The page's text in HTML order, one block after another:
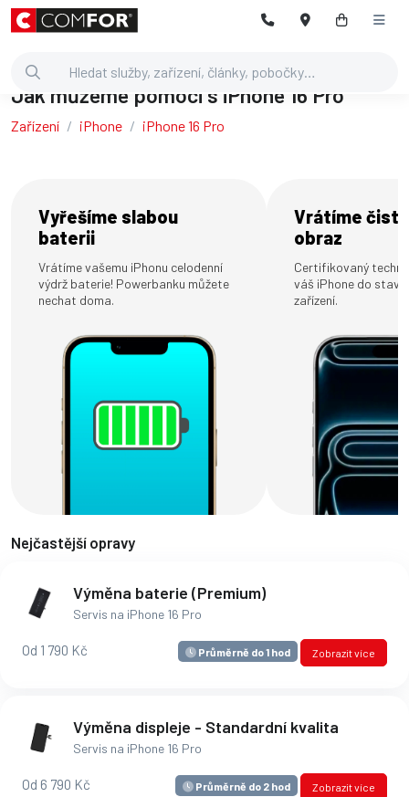
Jak můžeme pomoci s iPhone 16 Pro
Zařízení iPhone iPhone 16 Pro
Vyřešíme slabou
baterii
Vrátíme vašemu iPhonu celodenní
výdrž baterie! Powerbanku můžete
nechat doma.
Vrátíme čistý
obraz
Certifikovaný
váš iPhone do stavu
zařízení.
Nejčastější opravy
Výměna baterie (Premium)
Servis na iPhone 16 Pro
Od 1 790 Kč Průměrně do 1 hod Zobrazit více
Výměna displeje - Standardní kvalita
Servis na iPhone 16 Pro
Od 6 790 Kč Průměrně do 2 hod Zobrazit více